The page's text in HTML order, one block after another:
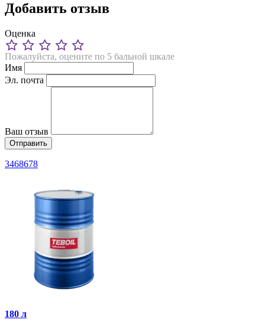
Добавить отзыв
Оценка
Пожалуйста, оцените по 5 бальной шкале
Имя
Эл. почта
Ваш отзыв
3468678
180 л